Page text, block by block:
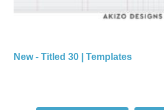
New - Titled 30 | Templates